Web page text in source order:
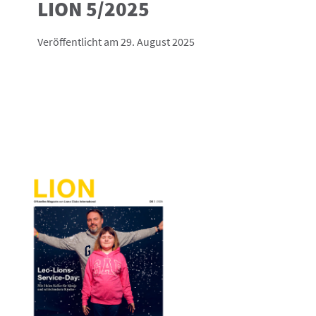
LION 5/2025
Veröffentlicht am 29. August 2025